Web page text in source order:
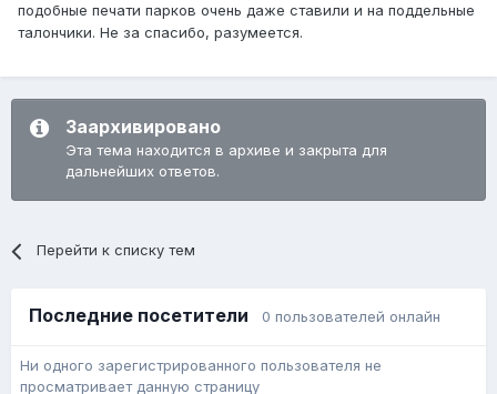
подобные печати парков очень даже ставили и на поддельные
талончики. Не за спасибо, разумеется.
Заархивировано
Эта тема находится в архиве и закрыта для
дальнейших ответов.
Перейти к списку тем
Последние посетители 0 пользователей онлайн
Ни одного зарегистрированного пользователя не
просматривает данную страницу